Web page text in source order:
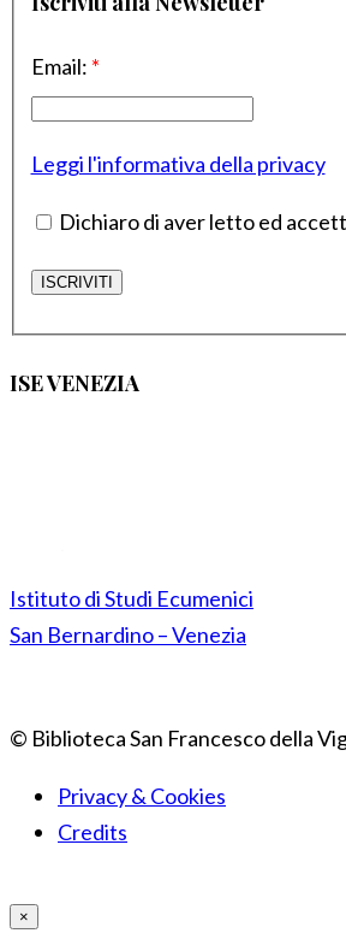
Email: *
Leggi l'informativa della privacy
Dichiaro di aver letto ed
ISE VENEZIA
Istituto di Studi Ecumenici
San Bernardino – Venezia
© Biblioteca San Francesco della
Privacy & Cookies
Credits
×